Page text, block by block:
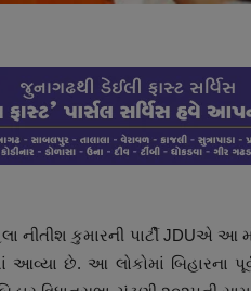
નીતીશ કુમારની પાર્ટી JDUએ
આવ્યા છે. આ લોકોમાં બિહારના